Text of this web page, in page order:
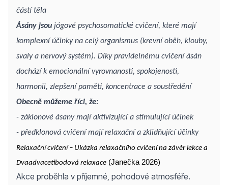
částí těla
Ásány jsou jógové psychosomatické cvičení, které mají
komplexní účinky na celý organismus (krevní oběh, klouby,
svaly a nervový systém). Díky pravidelnému cvičení ásán
dochází k emocionální vyrovnanosti, spokojenosti,
harmonii, zlepšení paměti, koncentrace a soustředění
Obecně můžeme říci, že:
- záklonové ásany mají aktivizující a stimulující účinek
- předklonová cvičení mají relaxační a zklidňující účinky
Relaxační cvičení – Ukázka relaxačního cvičení na závěr lekce a
Dvaadvacetibodová relaxace (Janečka 2026)
Akce proběhla v příjemné, pohodové atmosféře.